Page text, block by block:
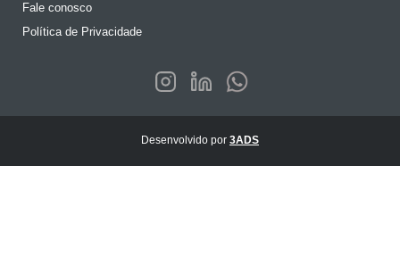
Fale conosco
Política de Privacidade
Desenvolvido por 3ADS